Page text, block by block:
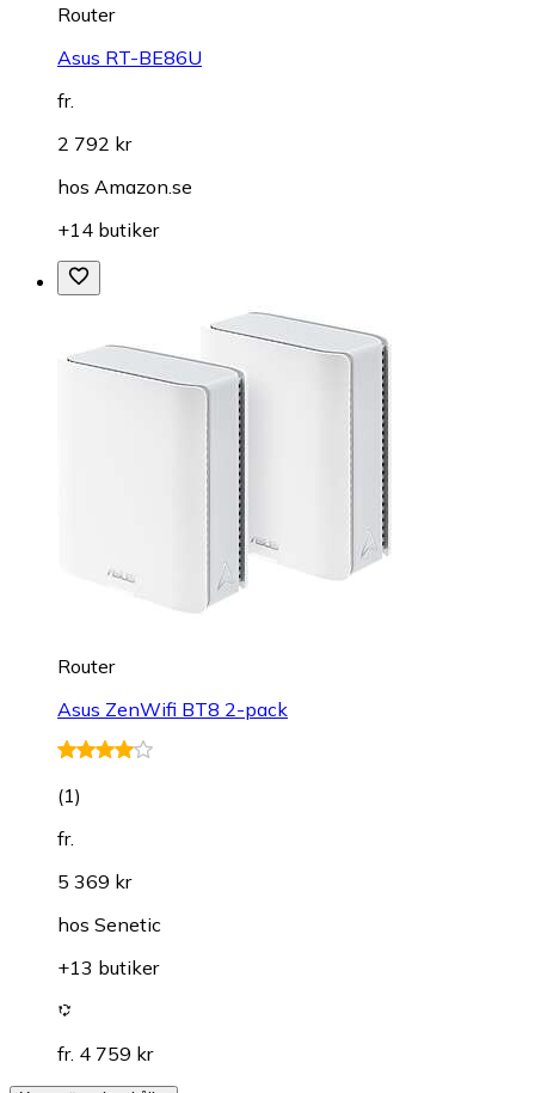
Router
Asus RT-BE86U
fr.
2 792 kr
hos Amazon.se
+14 butiker
Router
Asus ZenWifi BT8 2-pack
(1)
fr.
5 369 kr
hos Senetic
+13 butiker
fr. 4 759 kr